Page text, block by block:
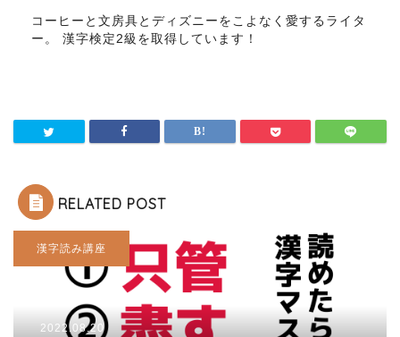
コーヒーと文房具とディズニーをこよなく愛するライタ
ー。 漢字検定2級を取得しています！
RELATED POST
漢字読み講座
2022.08.20